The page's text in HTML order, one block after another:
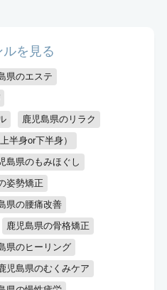
を見る
県のエステ
鹿児島県のリラク
半身or下半身）
島県のもみほぐし
姿勢矯正
県の腰痛改善
鹿児島県の骨格矯正
県のヒーリング
児島県のむくみケア